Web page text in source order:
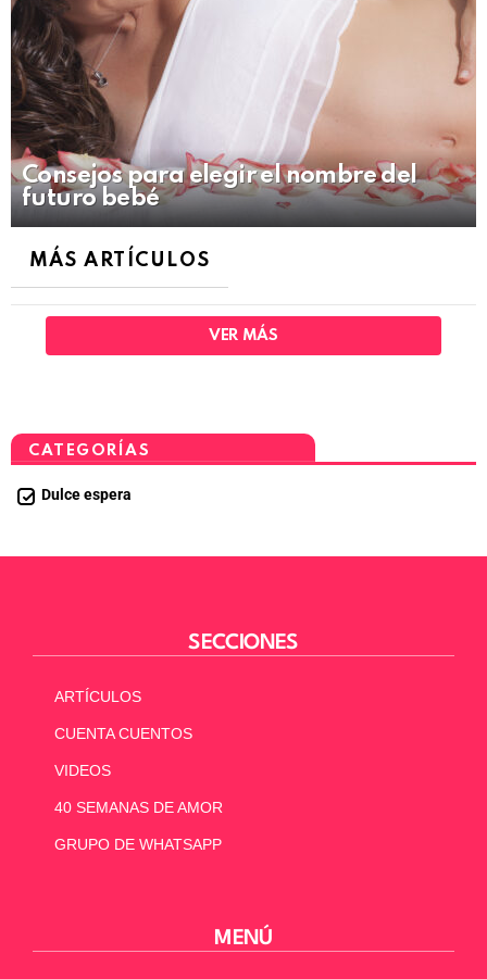
Consejos para elegir el nombre del
futuro bebé
MÁS ARTÍCULOS
VER MÁS
CATEGORÍAS
Dulce espera
SECCIONES
ARTÍCULOS
CUENTA CUENTOS
VIDEOS
40 SEMANAS DE AMOR
GRUPO DE WHATSAPP
MENÚ